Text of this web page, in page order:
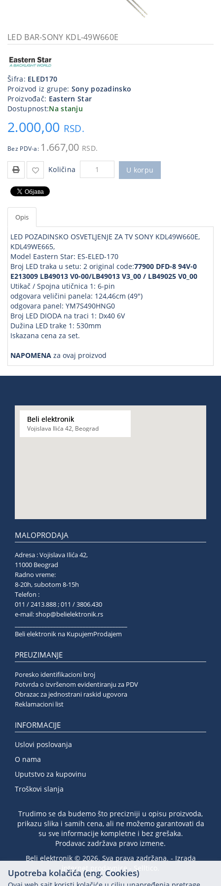
priključci
tehnika
Poslovna
oprema,računari
program
LED BAR-SONY KDL-49W660E
Šifra: ELED170
Proizvod iz grupe: Sony pozadinsko
Proizvođač: Eastern Star
Dostupnost:Na stanju
2.000,00 RSD.
Bez PDV-a: 1.667,00 RSD.
Količina U korpu
Opis
LED POZADINSKO OSVETLJENJE ZA TV SONY KDL49W660E,
KDL49WE665,
Model Eastern Star: ES-ELED-170
Broj LED traka u setu: 2 original code:77900 DFD-8 94V-0
E213009 LB49013 V0-00/LB49013 V3_00 / LB49025 V0_00
Utikač / Spojna utičnica 1: 6-pin
odgovara veličini panela: 124,46cm (49")
odgovara panel: YM7S490HNG0
Broj LED DIODA na traci 1: Dx40 6V
Dužina LED trake 1: 530mm
Iskazana cena za set.
NAPOMENA za ovaj proizvod
Beli elektronik
Vojislava Ilića 42, Beograd
MALOPRODAJA
Adresa : Vojislava Ilića 42,
11000 Beograd
Radno vreme:
8-20h, subotom 8-15h
Telefon :
011 / 2413.888 ; 011 / 3806.430
e-mail:shop@belielektronik.rs
Beli elektronik na KupujemProdajem
PREUZIMANJE
Poresko identifikacioni broj
Potvrda o izvršenom evidentiranju za PDV
Obrazac za jednostrani raskid ugovora
Reklamacioni list
INFORMACIJE
Uslovi poslovanja
O nama
Uputstvo za kupovinu
Troškovi slanja
Trudimo se da budemo što precizniji u opisu proizvoda,
prikazu slika i samih cena, ali ne možemo garantovati da
su sve informacije kompletne i bez grešaka.
Prodavac zadržava pravo izmene.
Beli elektronik © 2026. Sva prava zadržana. - Izrada
internet prodavnice
Selltico.
Upotreba kolačića (eng. Cookies)